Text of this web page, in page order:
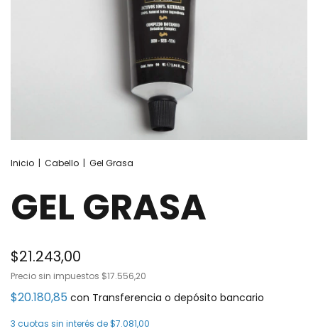
Inicio | Cabello | Gel Grasa
GEL GRASA
$21.243,00
Precio sin impuestos $17.556,20
$20.180,85 con Transferencia o depósito bancario
3 cuotas sin interés de$7.081,00